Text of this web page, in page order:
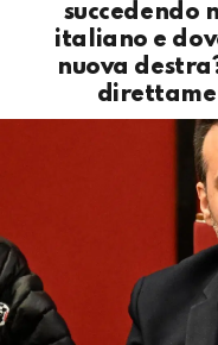
succedendo
italiano e
nuova